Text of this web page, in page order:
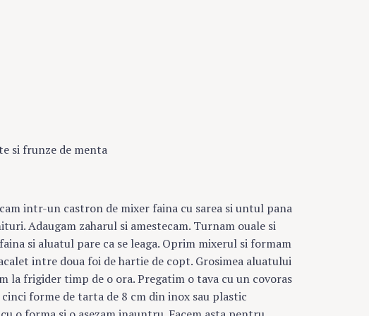
si frunze de menta
intr-un castron de mixer faina cu sarea si untul pana
Adaugam zaharul si amestecam. Turnam ouale si
si aluatul pare ca se leaga. Oprim mixerul si formam
intre doua foi de hartie de copt. Grosimea aluatului
la frigider timp de o ora. Pregatim o tava cu un covoras
forme de tarta de 8 cm din inox sau plastic